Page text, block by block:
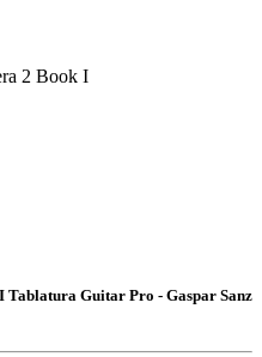
2 Book I
Tablatura Guitar Pro - Gaspar Sanz